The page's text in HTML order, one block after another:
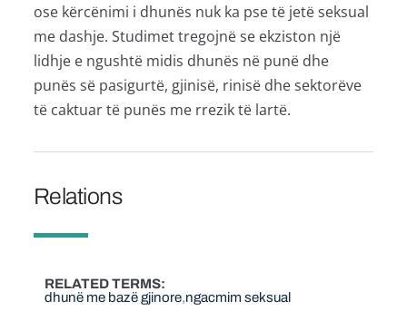
ose kërcënimi i dhunës nuk ka pse të jetë seksual
me dashje. Studimet tregojnë se ekziston një
lidhje e ngushtë midis dhunës në punë dhe
punës së pasigurtë, gjinisë, rinisë dhe sektorëve
të caktuar të punës me rrezik të lartë.
Relations
RELATED TERMS
dhunë me bazë gjinore ngacmim seksual